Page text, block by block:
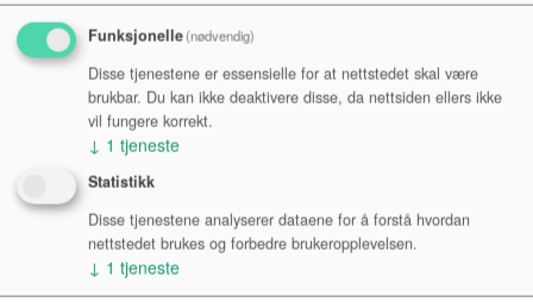
Kr 105,-NOK
Antall:
KJØP
Funksjonelle(nødvendig)
Disse tjenestene er essensielle for at nettstedet skal være
brukbar. Du kan ikke deaktivere disse, da nettsiden ellers ikke
vil fungere korrekt.
↓ 1 tjeneste
Statistikk
Disse tjenestene analyserer dataene for å forstå hvordan
nettstedet brukes og forbedre brukeropplevelsen.
↓ 1 tjeneste